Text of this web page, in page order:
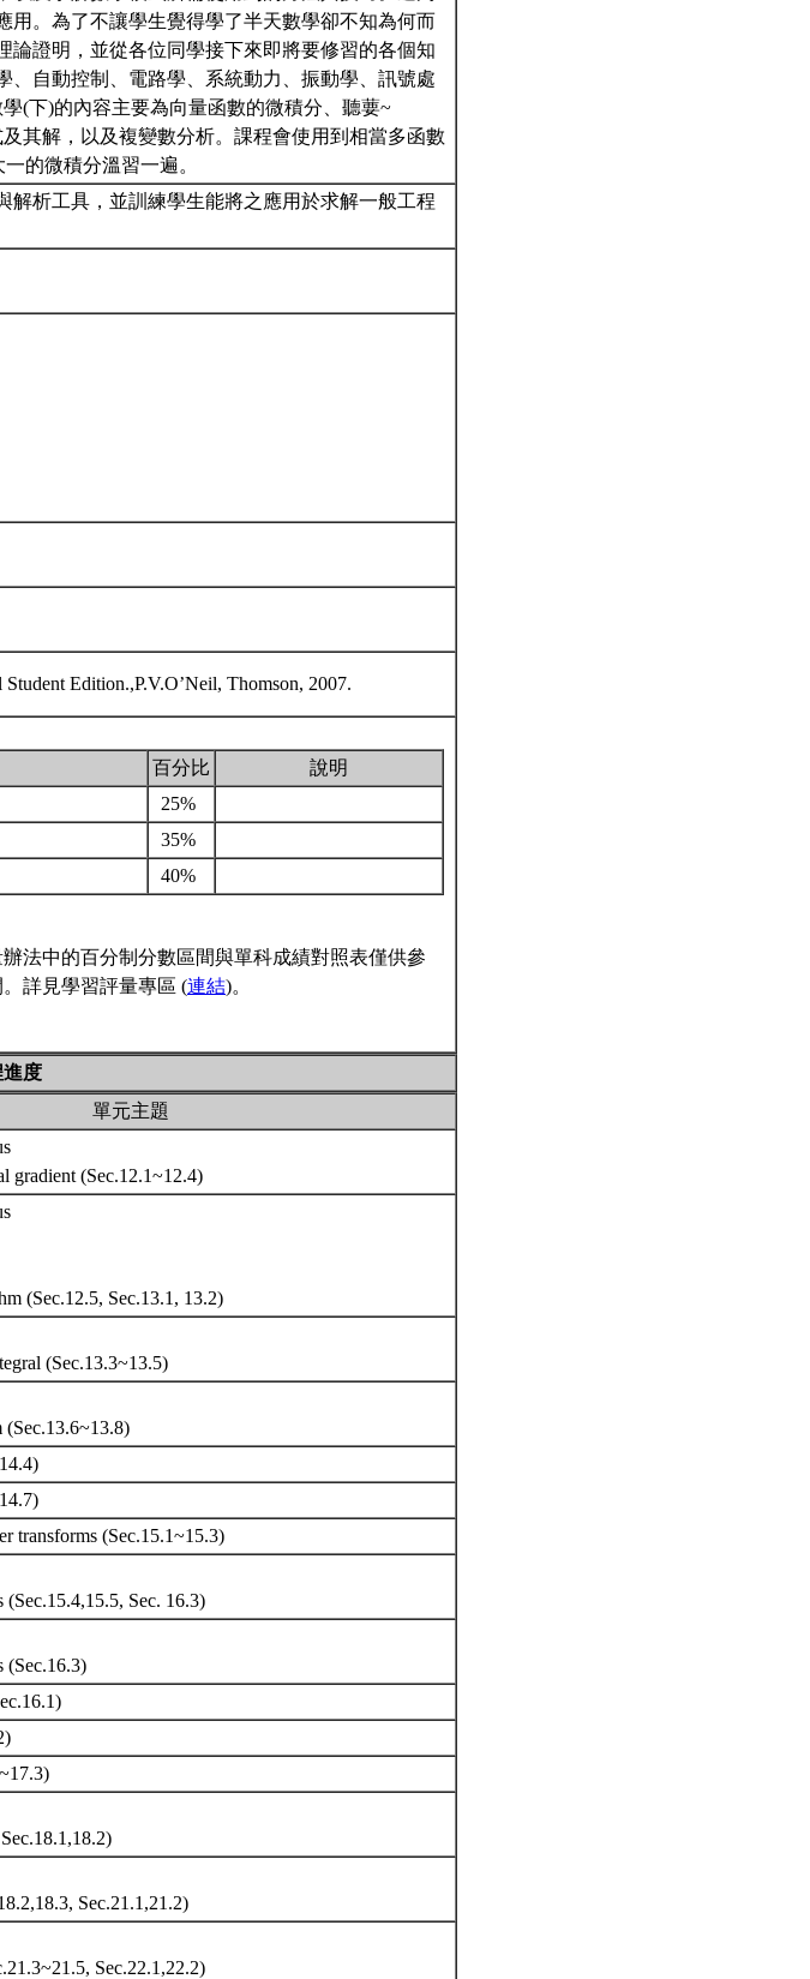
用。為了不讓學生覺得學了半天數學卻不知為何而
證明，並從各位同學接下來即將要修習的各個知
自動控制、電路學、系統動力、振動學、訊號處
(下)的內容主要為向量函數的微積分、聽葽~
其解，以及複變數分析。課程會使用到相當多函數
的微積分溫習一遍。
析工具，並訓練學生能將之應用於求解一般工程
Edition.,P.V.O’Neil, Thomson, 2007.
百分比
說明
25%
35%
40%
法中的百分制分數區間與單科成績對照表僅供參
詳見學習評量專區 (連結)。
度
單元主題
gradient (Sec.12.1~12.4)
(Sec.12.5, Sec.13.1, 13.2)
(Sec.13.3~13.5)
(Sec.13.6~13.8)
transforms (Sec.15.1~15.3)
Sec. 16.3)
(Sec.16.3)
Sec.21.1,21.2)
Sec.22.1,22.2)